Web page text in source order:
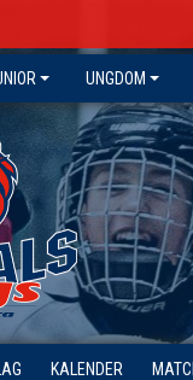
UNGDOM
KALENDER